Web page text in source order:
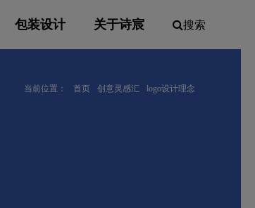
包装设计 关于诗宸 搜索
当前位置： 首页 创意灵感汇
logo设计理念